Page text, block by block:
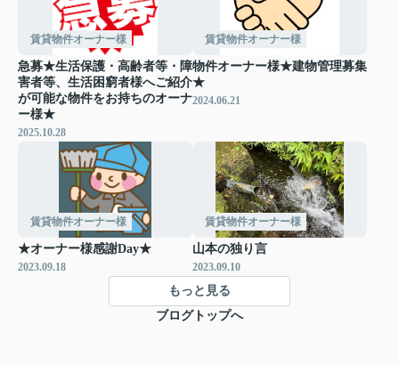
賃貸物件オーナー様
急募★生活保護・高齢者等・障
害者等、生活困窮者様へご紹介
が可能な物件をお持ちのオーナ
ー様★
2025.10.28
賃貸物件オーナー様
物件オーナー様★建物管理募集
★
2024.06.21
賃貸物件オーナー様
★オーナー様感謝Day★
2023.09.18
賃貸物件オーナー様
山本の独り言
2023.09.10
もっと見る
ブログトップへ